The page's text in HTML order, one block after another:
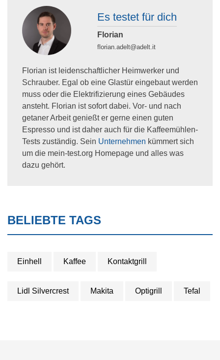
Es testet für dich
Florian
florian.adelt@adelt.it
Florian ist leidenschaftlicher Heimwerker und
Schrauber. Egal ob eine Glastür eingebaut werden
muss oder die Elektrifizierung eines Gebäudes
ansteht. Florian ist sofort dabei. Vor- und nach
getaner Arbeit genießt er gerne einen guten
Espresso und ist daher auch für die Kaffeemühlen-
Tests zuständig. Sein Unternehmen kümmert sich
um die mein-test.org Homepage und alles was
dazu gehört.
BELIEBTE TAGS
Einhell Kaffee Kontaktgrill
Lidl Silvercrest Makita Optigrill Tefal